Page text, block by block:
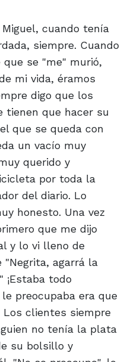
cuando tenía
siempre. Cuando
se "me" murió,
mi vida, éramos
digo que los
tienen que hacer su
que se queda con
un vacío muy
querido y
por toda la
del diario. Lo
honesto. Una vez
que me dijo
y lo vi lleno de
"Negrita, agarrá la
todo
preocupaba era que
Los clientes siempre
no tenía la plata
su bolsillo y